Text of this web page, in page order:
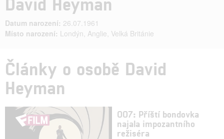
Datum narození: 26.07.1961
Místo narození: Londýn, Anglie, Velká Británie
Články o osobě David
Heyman
007: Příští bondovka
najala impozantního
režiséra